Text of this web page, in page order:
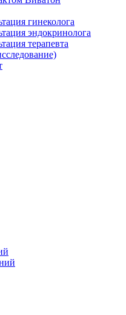
гинеколога
эндокринолога
терапевта